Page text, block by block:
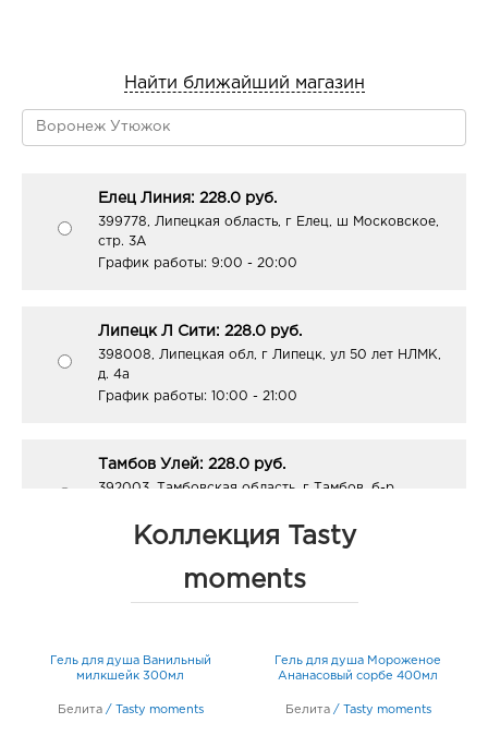
Найти ближайший магазин
Елец Линия: 228.0 руб.
399778, Липецкая область, г Елец, ш Московское,
стр. 3А
График работы: 9:00 - 20:00
Липецк Л Сити: 228.0 руб.
398008, Липецкая обл, г Липецк, ул 50 лет НЛМК,
д. 4а
График работы: 10:00 - 21:00
Тамбов Улей: 228.0 руб.
392003, Тамбовская область, г Тамбов, б-р
График работы:9:00 - 20:00
Коллекция Tasty
moments
Гель для душа Ванильный
милкшейк 300мл
Белита / Tasty moments
Гель для душа Мороженое
Ананасовый сорбе 400мл
Белита / Tasty moments